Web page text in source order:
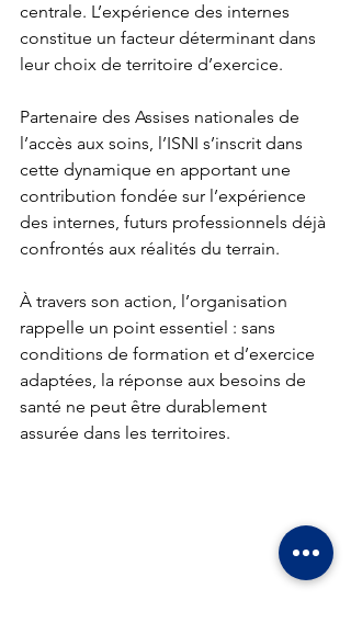
centrale. L’expérience des internes
constitue un facteur déterminant dans
leur choix de territoire d’exercice.
Partenaire des Assises nationales de
l’accès aux soins, l’ISNI s’inscrit dans
cette dynamique en apportant une
contribution fondée sur l’expérience
des internes, futurs professionnels déjà
confrontés aux réalités du terrain.
À travers son action, l’organisation
rappelle un point essentiel : sans
conditions de formation et d’exercice
adaptées, la réponse aux besoins de
santé ne peut être durablement
assurée dans les territoires.